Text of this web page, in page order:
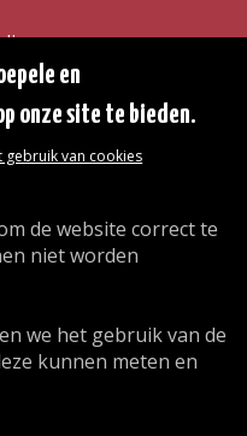
Oudergem
Oudergem
en
onze site te bieden.
van cookies
de website correct te
niet worden
we het gebruik van de
kunnen meten en